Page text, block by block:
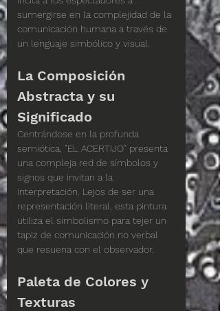
sumergirse en la complejidad de la
comunicación humana a través de
un lenguaje simbólico y visual.
La Composición
Abstracta y su
Significado
Centrándose en la profunda
semiótica, "EL ACERTIJO" presenta
una compleja red de símbolos y
signos que invitan a la
interpretación. Lejos de ser una
representación literal, esta pintura
utiliza el simbolismo para tejer un
tapiz de comunicación no verbal
que resuena con el observador.
Paleta de Colores y
Texturas